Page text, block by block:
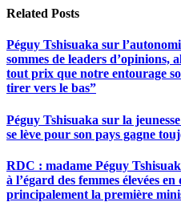
Related Posts
Péguy Tshisuaka sur
sommes de leaders d’opinions,
tout prix que notre entourage
tirer vers le bas”
Péguy Tshisuaka sur la
se lève pour son pays gagne
RDC : madame Péguy
à l’égard des femmes élevées
principalement la première